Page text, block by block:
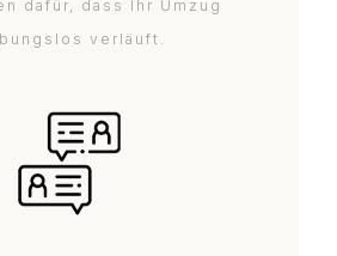
dafür, dass Ihr Umzug
verläuft.